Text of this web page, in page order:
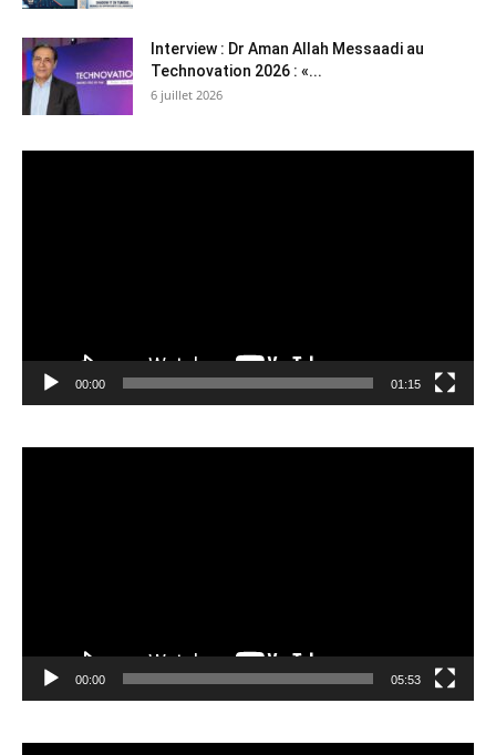
Interview : Dr Aman Allah Messaadi au
Technovation 2026 : «...
6 juillet 2026
00:00 01:15
00:00 05:53